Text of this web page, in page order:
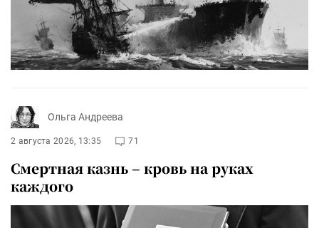
Ольга Андреева
2 августа 2026, 13:35 71
Смертная казнь – кровь на руках
каждого